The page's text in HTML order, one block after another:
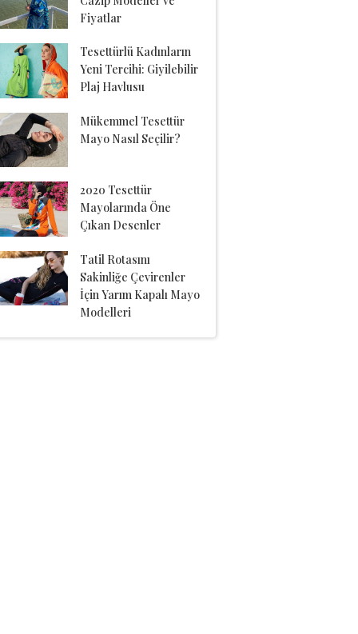
Fiyatlar
Tesettürlü Kadınların
Yeni Tercihi: Giyilebilir
Plaj Havlusu
Mükemmel Tesettür
Mayo Nasıl Seçilir?
2020 Tesettür
Mayolarında Öne
Çıkan Desenler
Tatil Rotasını
Sakinliğe Çevirenler
İçin Yarım Kapalı Mayo
Modelleri